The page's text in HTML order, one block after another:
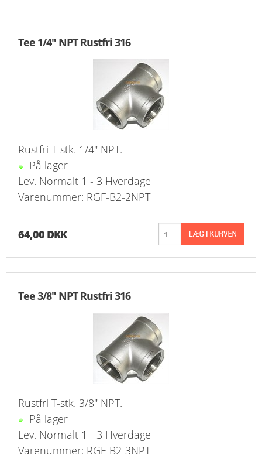
TILBUD
PROFIL
VILKÅR
FAQ
SØGNING
LOG UD
Tee 1/4" NPT Rustfri 316
Rustfri T-stk. 1/4" NPT.
På lager
Lev. Normalt 1 - 3 Hverdage
Varenummer: RGF-B2-2NPT
64,00 DKK
Tee 3/8" NPT Rustfri 316
Rustfri T-stk. 3/8" NPT.
På lager
Lev. Normalt 1 - 3 Hverdage
Varenummer: RGF-B2-3NPT